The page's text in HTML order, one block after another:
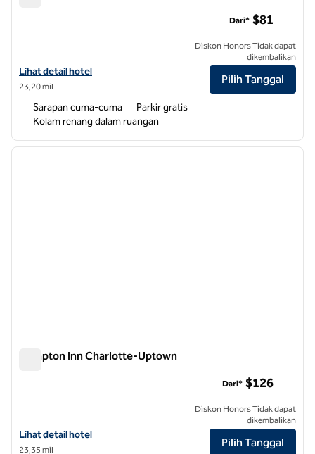
Lihat detail hotel untuk Tru by Hilton Charlotte Tyvola I-77
Lihat detail hotel
23,20 mil
Dari* $81
Diskon Honors Tidak dapat
dikembalikan
Pilih Tanggal
Sarapan cuma-cuma
Parkir gratis
Kolam renang dalam ruangan
1 dari 12
Hampton Inn Charlotte-Uptown
Lihat detail hotel untuk Hampton Inn Charlotte-Uptown
Lihat detail hotel
23,35 mil
Dari* $126
Diskon Honors Tidak dapat
dikembalikan
Pilih Tanggal